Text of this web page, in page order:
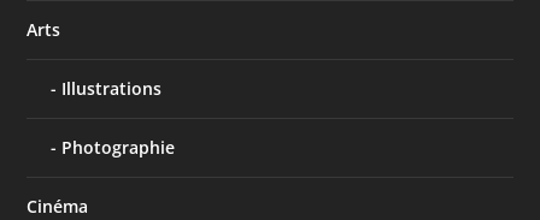
Arts
Illustrations
Photographie
Cinéma